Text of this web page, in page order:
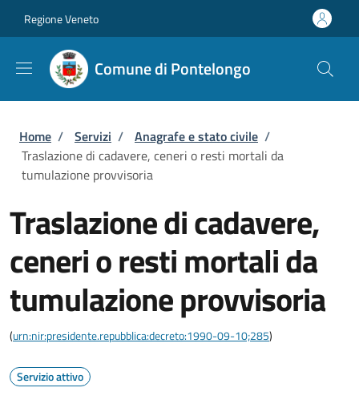
Regione Veneto
Comune di Pontelongo
Briciole di pane
Home / Servizi / Anagrafe e stato civile /
Traslazione di cadavere, ceneri o resti mortali da
tumulazione provvisoria
Traslazione di cadavere,
ceneri o resti mortali da
tumulazione provvisoria
(urn:nir:presidente.repubblica:decreto:1990-09-10;285)
Servizio attivo